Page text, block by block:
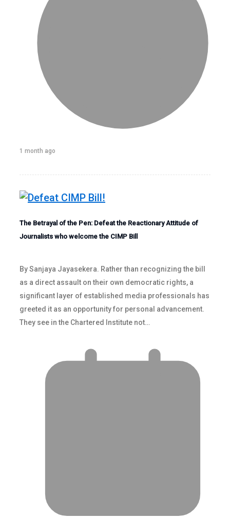
1 month ago
The Betrayal of the Pen: Defeat the Reactionary Attitude of
Journalists who welcome the CIMP Bill
By Sanjaya Jayasekera. Rather than recognizing the bill
as a direct assault on their own democratic rights, a
significant layer of established media professionals has
greeted it as an opportunity for personal advancement.
They see in the Chartered Institute not…